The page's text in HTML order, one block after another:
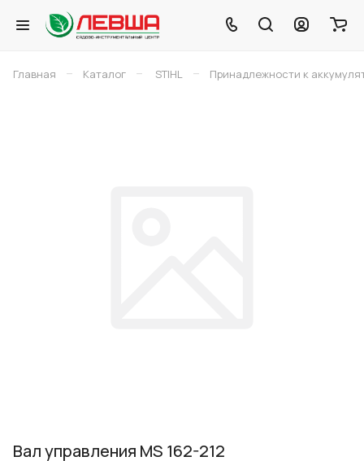
Главная – Каталог – STIHL – Принадлежности к
Вал управления MS 162-212